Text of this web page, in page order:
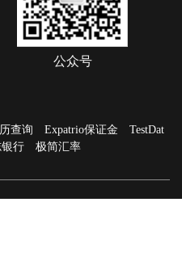
公众号
查询 Expatrio保证金
TestDat
行 极简汇率